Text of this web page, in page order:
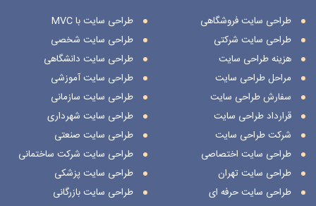
طراحی سایت فروشگاهی
طراحی سایت شرکتی
هزینه طراحی سایت
مراحل طراحی سایت
سفارش طراحی سایت
قرارداد طراحی سایت
شرکت طراحی سایت
طراحی سایت اختصاصی
طراحی سایت تهران
طراحی سایت حرفه ای
طراحی سایت با MVC
طراحی سایت شخصی
طراحی سایت دانشگاهی
طراحی سایت آموزشی
طراحی سایت سازمانی
طراحی سایت شهرداری
طراحی سایت صنعتی
طراحی سایت شرکت ساختمانی
طراحی سایت پزشکی
طراحی سایت بازرگانی